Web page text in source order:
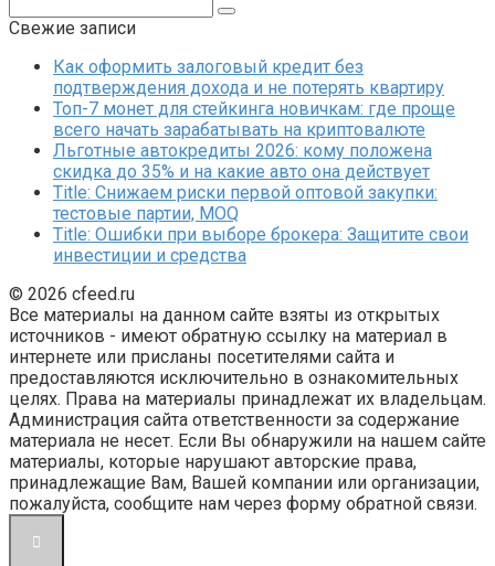
Свежие записи
Как оформить залоговый кредит без
подтверждения дохода и не потерять квартиру
Топ-7 монет для стейкинга новичкам: где проще
всего начать зарабатывать на криптовалюте
Льготные автокредиты 2026: кому положена
скидка до 35% и на какие авто она действует
Title: Снижаем риски первой оптовой закупки:
тестовые партии, MOQ
Title: Ошибки при выборе брокера: Защитите свои
инвестиции и средства
© 2026 cfeed.ru
Все материалы на данном сайте взяты из открытых
источников - имеют обратную ссылку на материал в
интернете или присланы посетителями сайта и
предоставляются исключительно в ознакомительных
целях. Права на материалы принадлежат их владельцам.
Администрация сайта ответственности за содержание
материала не несет. Если Вы обнаружили на нашем сайте
материалы, которые нарушают авторские права,
принадлежащие Вам, Вашей компании или организации,
пожалуйста, сообщите нам через форму обратной связи.